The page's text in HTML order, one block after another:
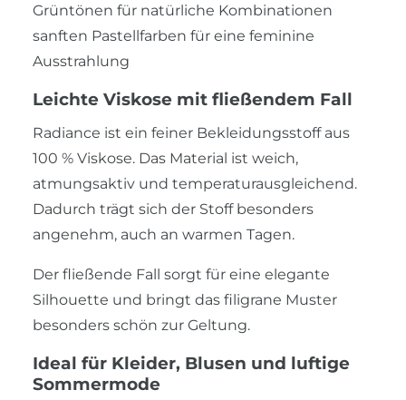
Grüntönen für natürliche Kombinationen
sanften Pastellfarben für eine feminine
Ausstrahlung
Leichte Viskose mit fließendem Fall
Radiance ist ein feiner Bekleidungsstoff aus
100 % Viskose. Das Material ist weich,
atmungsaktiv und temperaturausgleichend.
Dadurch trägt sich der Stoff besonders
angenehm, auch an warmen Tagen.
Der fließende Fall sorgt für eine elegante
Silhouette und bringt das filigrane Muster
besonders schön zur Geltung.
Ideal für Kleider, Blusen und luftige
Sommermode